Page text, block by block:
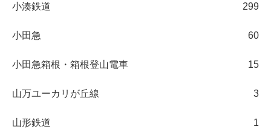
小湊鉄道 299
小田急 60
小田急箱根・箱根登山電車 15
山万ユーカリが丘線 3
山形鉄道 1